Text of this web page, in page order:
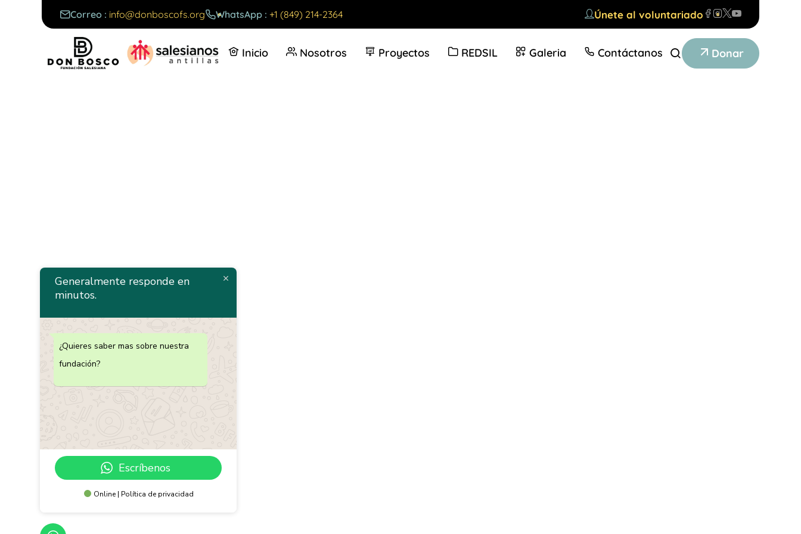
Correo : info@donboscofs.org WhatsApp : +1 (849) 214-2364 Únete al voluntariado
Inicio Nosotros Proyectos REDSIL Galeria Contáctanos Donar
Generalmente responde en
minutos.
¿Quieres saber mas sobre nuestra
fundación?
Escríbenos
Online | Política de privacidad